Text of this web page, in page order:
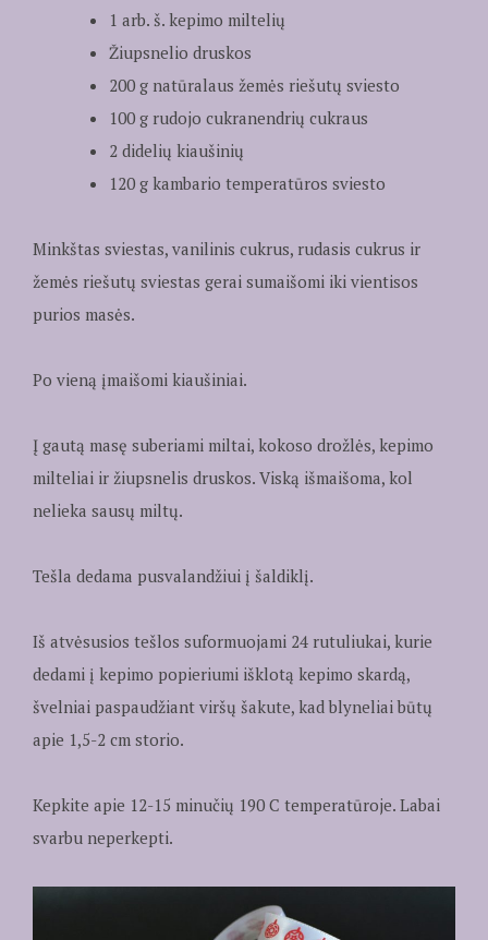
1 arb. š. kepimo miltelių
Žiupsnelio druskos
200 g natūralaus žemės riešutų sviesto
100 g rudojo cukranendrių cukraus
2 didelių kiaušinių
120 g kambario temperatūros sviesto
Minkštas sviestas, vanilinis cukrus, rudasis cukrus ir
žemės riešutų sviestas gerai sumaišomi iki vientisos
purios masės.
Po vieną įmaišomi kiaušiniai.
Į gautą masę suberiami miltai, kokoso drožlės, kepimo
milteliai ir žiupsnelis druskos. Viską išmaišoma, kol
nelieka sausų miltų.
Tešla dedama pusvalandžiui į šaldiklį.
Iš atvėsusios tešlos suformuojami 24 rutuliukai, kurie
dedami į kepimo popieriumi išklotą kepimo skardą,
švelniai paspaudžiant viršų šakute, kad blyneliai būtų
apie 1,5-2 cm storio.
Kepkite apie 12-15 minučių 190 C temperatūroje. Labai
svarbu neperkepti.